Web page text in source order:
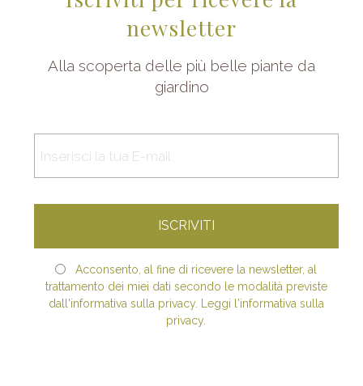
newsletter
Alla scoperta delle più belle piante da
giardino
Acconsento, al fine di ricevere la newsletter, al
trattamento dei miei dati secondo le modalità previste
dall'informativa sulla privacy. Leggi l'informativa sulla
privacy.